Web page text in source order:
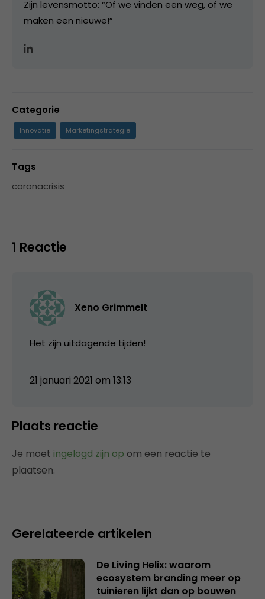
Zijn levensmotto: “Of we vinden een weg, of we
maken een nieuwe!”
Categorie
Innovatie Marketingstrategie
Tags
coronacrisis
1 Reactie
Xeno Grimmelt
Het zijn uitdagende tijden!
21 januari 2021 om 13:13
Plaats reactie
Je moet ingelogd zijn op om een reactie te
plaatsen.
Gerelateerde artikelen
De Living Helix: waarom
ecosystem branding meer op
tuinieren lijkt dan op bouwen